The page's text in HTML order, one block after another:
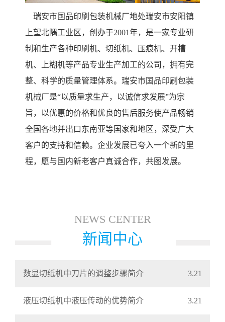
瑞安市国品印刷包装机械厂地处瑞安市安阳镇
上望北隅工业区，创办于2001年，是一家专业研
制和生产各种印刷机、切纸机、压痕机、开槽
机、上糊机等产品专业生产加工的公司，拥有完
整、科学的质量管理体系。瑞安市国品印刷包装
机械厂是“以质量求生产，以诚信求发展”为宗
旨，以优惠的价格和优良的售后服务使产品畅销
全国各地并出口东南亚等国家和地区，深受广大
客户的支持和信赖。企业发展已夸入一个新的里
程，愿与国内新老客户真诚合作，共图发展。
NEWS CENTER
新闻中心
数显切纸机中刀片的调整步骤简介 3.21
液压切纸机中液压传动的优势简介 3.21